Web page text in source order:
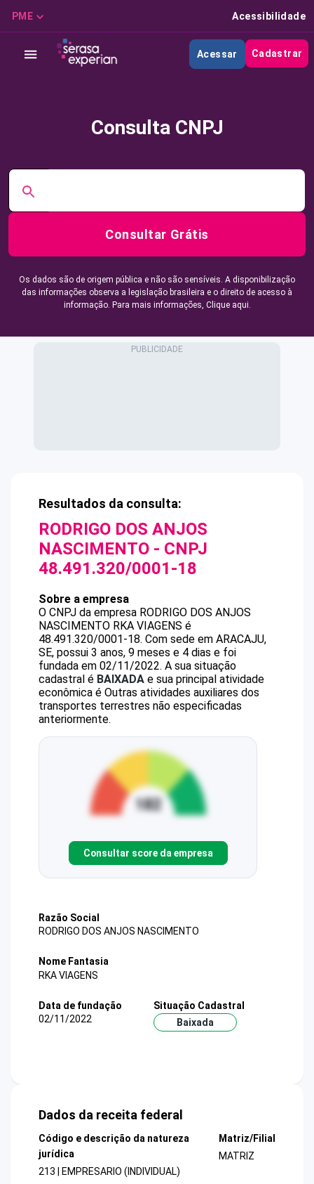
PME Acessibilidade
Acessar Cadastrar
Consulta CNPJ
Consultar Grátis
Os dados são de origem pública e não são sensíveis. A disponibilização
das informações observa a legislação brasileira e o direito de acesso à
informação. Para mais informações, Clique aqui.
Resultados da consulta:
RODRIGO DOS ANJOS
NASCIMENTO - CNPJ
48.491.320/0001-18
Sobre a empresa
O CNPJ da empresa RODRIGO DOS ANJOS
NASCIMENTO RKA VIAGENS é
48.491.320/0001-18. Com sede em ARACAJU,
SE, possui 3 anos, 9 meses e 4 dias e foi
fundada em 02/11/2022. A sua situação
cadastral é BAIXADA e sua principal atividade
econômica é Outras atividades auxiliares dos
transportes terrestres não especificadas
anteriormente.
Consultar score da empresa
Razão Social
RODRIGO DOS ANJOS NASCIMENTO
Nome Fantasia
RKA VIAGENS
Data de fundação
02/11/2022
Situação Cadastral
Baixada
Dados da receita federal
Código e descrição da natureza
jurídica
213 | EMPRESARIO (INDIVIDUAL)
Matriz/Filial
MATRIZ